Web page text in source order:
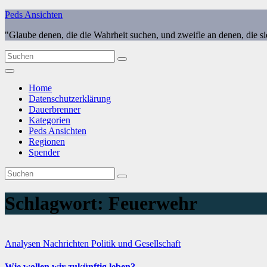
Zum
springen
Peds Ansichten
"Glaube denen, die die Wahrheit suchen, und zweifle an denen, die
Home
Datenschutzerklärung
Dauerbrenner
Kategorien
Peds Ansichten
Regionen
Spender
Schlagwort: Feuerwehr
Analysen Nachrichten Politik und Gesellschaft